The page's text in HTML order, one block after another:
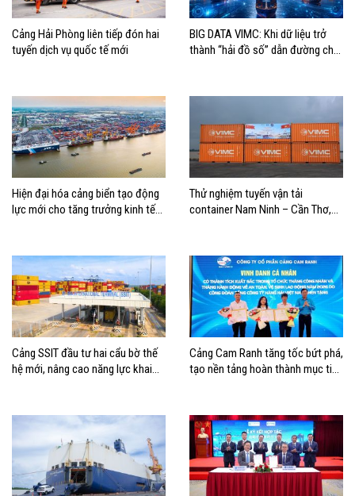
Cảng Hải Phòng liên tiếp đón hai
tuyến dịch vụ quốc tế mới
BIG DATA VIMC: Khi dữ liệu trở
thành “hải đồ số” dẫn đường cho
Hiện đại hóa cảng biển tạo động
lực mới cho tăng trưởng kinh tế
Thử nghiệm tuyến vận tải
container Nam Ninh – Cần Thơ,
Cảng SSIT đầu tư hai cẩu bờ thế
hệ mới, nâng cao năng lực khai
Cảng Cam Ranh tăng tốc bứt phá,
tạo nền tảng hoàn thành mục tiêu